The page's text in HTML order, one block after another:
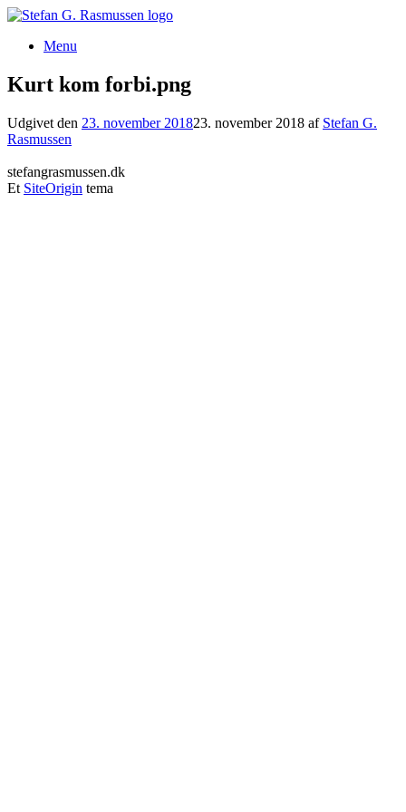
Gå
indholdMenu
Kurt kom forbi.png
Udgivet den 23. november 201823. november 2018 af Stefan G.
Rasmussen
stefangrasmussen.dk
Et SiteOrigin tema